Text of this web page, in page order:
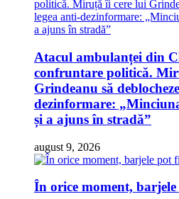
Atacul ambulanței din
confruntare politică.
Grindeanu să
dezinformare:
și a ajuns în stradă”
august 9, 2026
În orice moment,